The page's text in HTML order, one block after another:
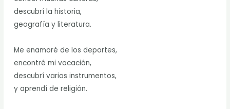
descubrí la historia,
geografía y literatura.
Me enamoré de los deportes,
encontré mi vocación,
descubrí varios instrumentos,
y aprendí de religión.